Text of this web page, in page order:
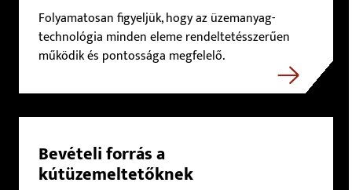
Folyamatosan figyeljük, hogy az üzemanyag-
technológia minden eleme rendeltetésszerűen
működik és pontossága megfelelő.
Bevételi forrás a
kútüzemeltetőknek